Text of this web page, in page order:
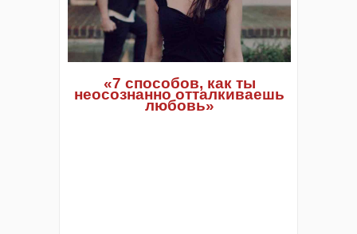
«7 способов, как ты
неосознанно отталкиваешь
любовь»